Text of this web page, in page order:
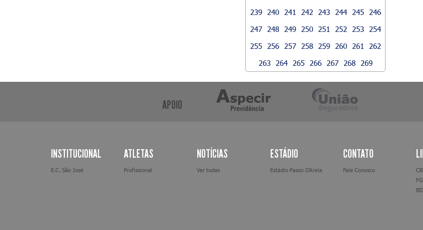
239
240 241 242 243 244 245
246
247
248 249 250 251 252 253
254
255
256 257 258 259 260 261
262
263
264 265 266 267 268 269
APOIO
INSTITUCIONAL
E.C. São José
ATLETAS
Profissional
NOTÍCIAS
Ver todas
ESTÁDIO
Estádio Passo D’Areia
CONTATO
Fale Conosco